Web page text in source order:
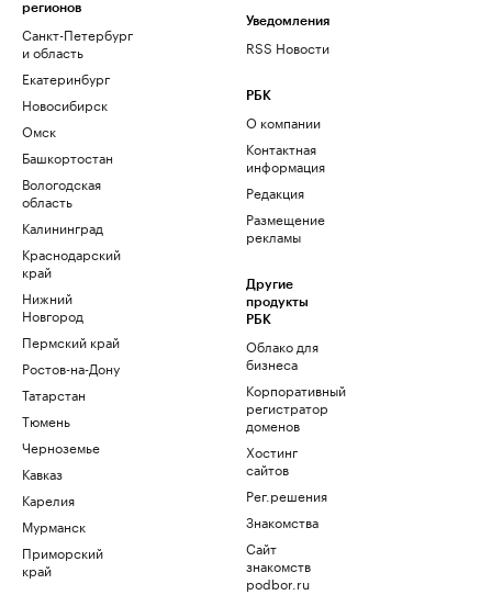
регионов
Санкт-Петербург
и область
Екатеринбург
Новосибирск
Омск
Башкортостан
Вологодская
область
Калининград
Краснодарский
край
Нижний
Новгород
Пермский край
Ростов-на-Дону
Татарстан
Тюмень
Черноземье
Кавказ
Карелия
Мурманск
Приморский
край
Уведомления
RSS Новости
РБК
О компании
Контактная
информация
Редакция
Размещение
рекламы
Другие
продукты
РБК
Облако для
бизнеса
Корпоративный
регистратор
доменов
Хостинг
сайтов
Рег.решения
Знакомства
Сайт
знакомств
podbor.ru